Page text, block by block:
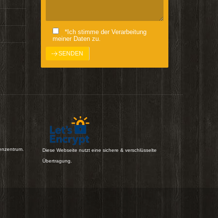
*Ich stimme der Verarbeitung
meiner Daten zu.
Diese Webseite nutzt eine sichere & verschlüsselte
Übertragung.